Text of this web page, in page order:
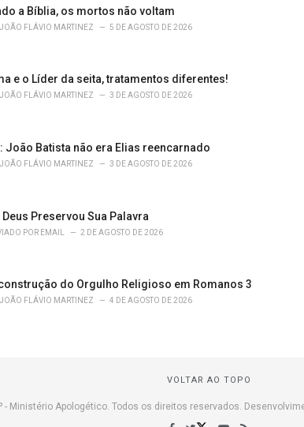
a Bíblia, os mortos não voltam
JOÃO FLÁVIO MARTINEZ 5 DE AGOSTO DE 2026
e o Líder da seita, tratamentos diferentes!
JOÃO FLÁVIO MARTINEZ 3 DE AGOSTO DE 2026
João Batista não era Elias reencarnado
JOÃO FLÁVIO MARTINEZ 3 DE AGOSTO DE 2026
Preservou Sua Palavra
POR EMAIL 2 DE AGOSTO DE 2026
do Orgulho Religioso em Romanos 3
JOÃO FLÁVIO MARTINEZ 4 DE AGOSTO DE 2026
VOLTAR AO TOPO
- Ministério Apologético. Todos os direitos reservados.